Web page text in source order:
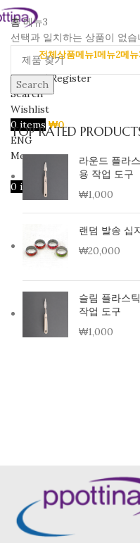
전체상품메뉴1메뉴2메
Login / Register
Search
Wishlist
0items ₩0
ENG
Menu
0 items
TOP RATED
라운드 플라
용 작업 도구
₩1,000
랜덤 발송 십
₩20,000
슬림 플라스
작업 도구
₩1,000
홈메뉴3
선택과 일치하는 상품이 없습
Search